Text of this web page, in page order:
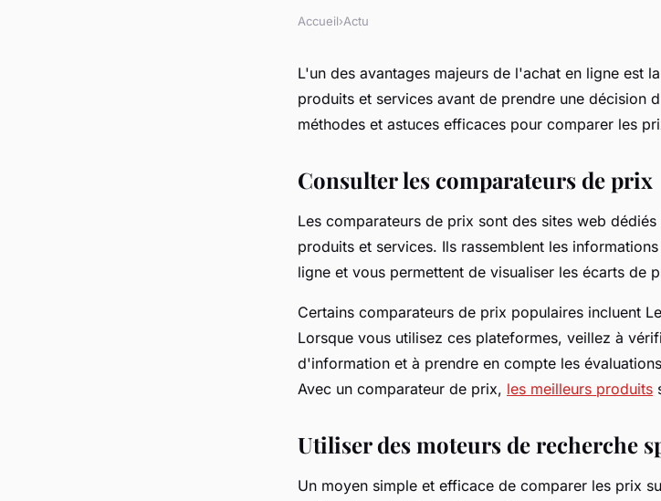
Comment comparer les prix sur
Accueil›Actu
L'un des avantages majeurs de l'achat en ligne est
produits et services avant de prendre une décision
méthodes et astuces efficaces pour comparer les
Consulter les comparateurs de prix
Les comparateurs de prix sont des sites web
produits et services. Ils rassemblent les
ligne et vous permettent de visualiser les écarts de
Certains comparateurs de prix populaires incluent
Lorsque vous utilisez ces plateformes, veillez à
d'information et à prendre en compte les
Avec un comparateur de prix, les meilleurs produits
Utiliser des moteurs de recherche
Un moyen simple et efficace de comparer les prix